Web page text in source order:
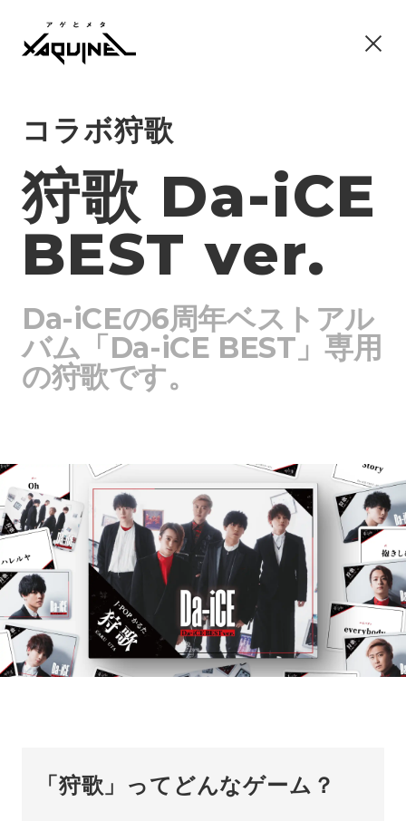
コラボ狩歌
狩歌 Da-iCE
BEST ver.
Da-iCEの6周年ベストアル
バム「Da-iCE BEST」専用
の狩歌です。
「狩歌」ってどんなゲーム？